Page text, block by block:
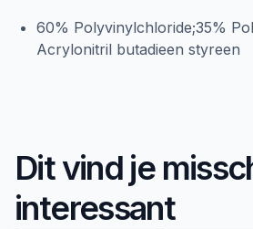
60% Polyvinylchloride;35%
Acrylonitril butadieen styreen
Dit vind je
interessant